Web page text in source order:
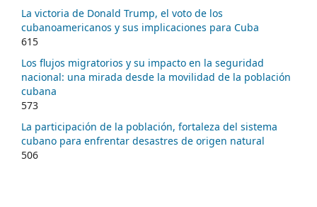
La victoria de Donald Trump, el voto de los
cubanoamericanos y sus implicaciones para Cuba
615
Los flujos migratorios y su impacto en la seguridad
nacional: una mirada desde la movilidad de la población
cubana
573
La participación de la población, fortaleza del sistema
cubano para enfrentar desastres de origen natural
506